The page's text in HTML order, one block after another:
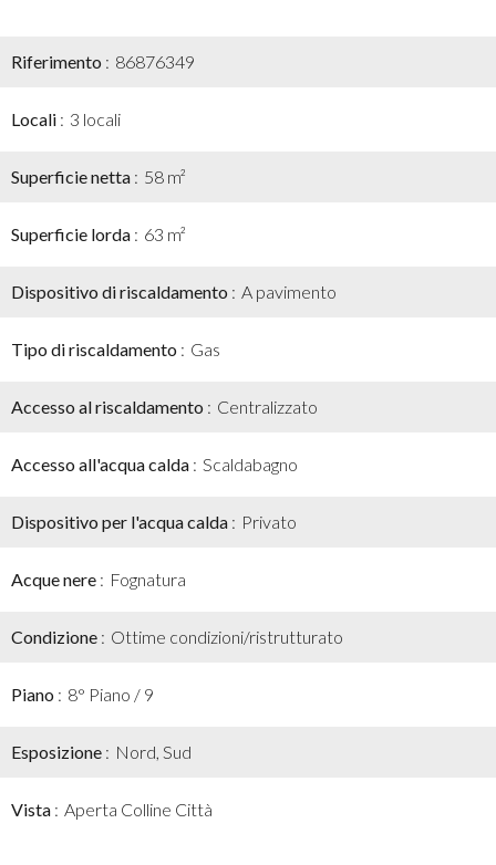
Riferimento 86876349
Locali 3 locali
Superficie netta 58 m²
Superficie lorda 63 m²
Dispositivo di riscaldamento A pavimento
Tipo di riscaldamento Gas
Accesso al riscaldamento Centralizzato
Accesso all'acqua calda Scaldabagno
Dispositivo per l'acqua calda Privato
Acque nere Fognatura
Condizione Ottime condizioni/ristrutturato
Piano 8° Piano / 9
Esposizione Nord, Sud
Vista Aperta Colline Città